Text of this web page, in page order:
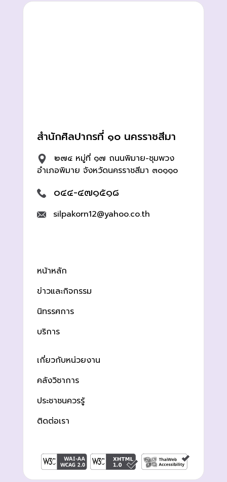
สำนักศิลปากรที่ ๑๐ นครราชสีมา
๒๗๔ หมู่ที่ ๑๗ ถนนพิมาย-ชุมพวง
อำเภอพิมาย จังหวัดนครราชสีมา ๓๐๑๑๐
๐๔๔-๔๗๑๕๑๘
silpakorn12@yahoo.co.th
หน้าหลัก
ข่าวและกิจกรรม
นิทรรศการ
บริการ
เกี่ยวกับหน่วยงาน
คลังวิชาการ
ประชาชนควรรู้
ติดต่อเรา